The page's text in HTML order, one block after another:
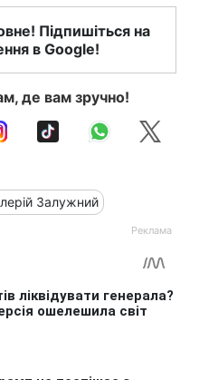
Підпишіться на
в Google!
де вам зручно!
Залужний